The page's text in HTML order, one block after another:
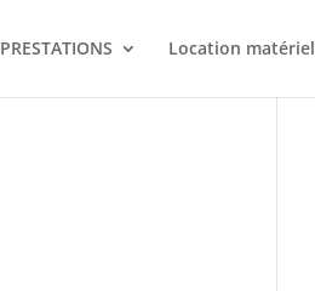
PRESTATIONS Location matériel